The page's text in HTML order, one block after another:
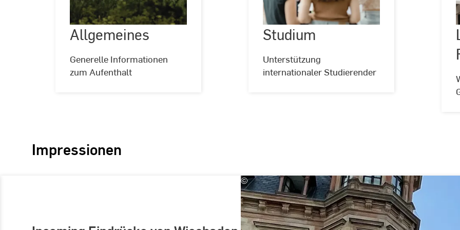
©
Andreas
Schlote
Allgemeines
Generelle Informationen
zum Aufenthalt
©
Andreas
Schlote
Studium
Unterstützung
internationaler Studierender
©
Impressionen
©
Lucas
Espinosa
Fuentes